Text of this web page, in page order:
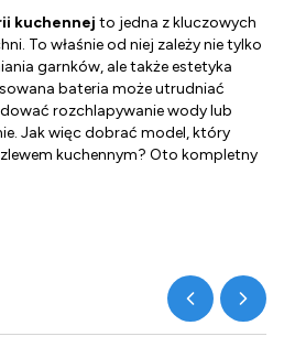
kuchennej to jedna z kluczowych
To właśnie od niej zależy nie tylko
garnków, ale także estetyka
bateria może utrudniać
rozchlapywanie wody lub
Jak więc dobrać model, który
kuchennym? Oto kompletny